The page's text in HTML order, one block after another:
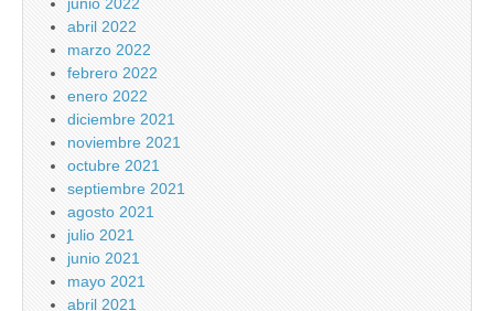
abril 2022
marzo 2022
febrero 2022
enero 2022
diciembre 2021
noviembre 2021
octubre 2021
septiembre 2021
agosto 2021
julio 2021
junio 2021
mayo 2021
abril 2021